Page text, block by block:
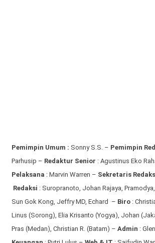
Pemimpin Umum : Sonny S.S. – Pemimpin
Parhusip – Redaktur Senior : Agustinus Eko
Pelaksana : Marvin Warren – Sekretaris
Redaksi : Suropranoto, Johan Rajaya,
Sun Gok Kong, Jeffry MD, Echard – Biro:
Linus (Sorong), Elia Krisanto (Yogya), Johan
Pras (Medan), Christian R. (Batam) – Admin :